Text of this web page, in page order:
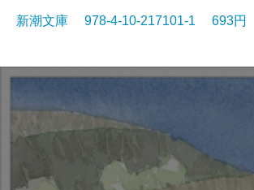
新潮文庫 978-4-10-217101-1 693円